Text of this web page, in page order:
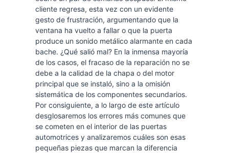
cliente regresa, esta vez con un evidente
gesto de frustración, argumentando que la
ventana ha vuelto a fallar o que la puerta
produce un sonido metálico alarmante en cada
bache. ¿Qué salió mal? En la inmensa mayoría
de los casos, el fracaso de la reparación no se
debe a la calidad de la chapa o del motor
principal que se instaló, sino a la omisión
sistemática de los componentes secundarios.
Por consiguiente, a lo largo de este artículo
desglosaremos los errores más comunes que
se cometen en el interior de las puertas
automotrices y analizaremos cuáles son esas
pequeñas piezas que marcan la diferencia